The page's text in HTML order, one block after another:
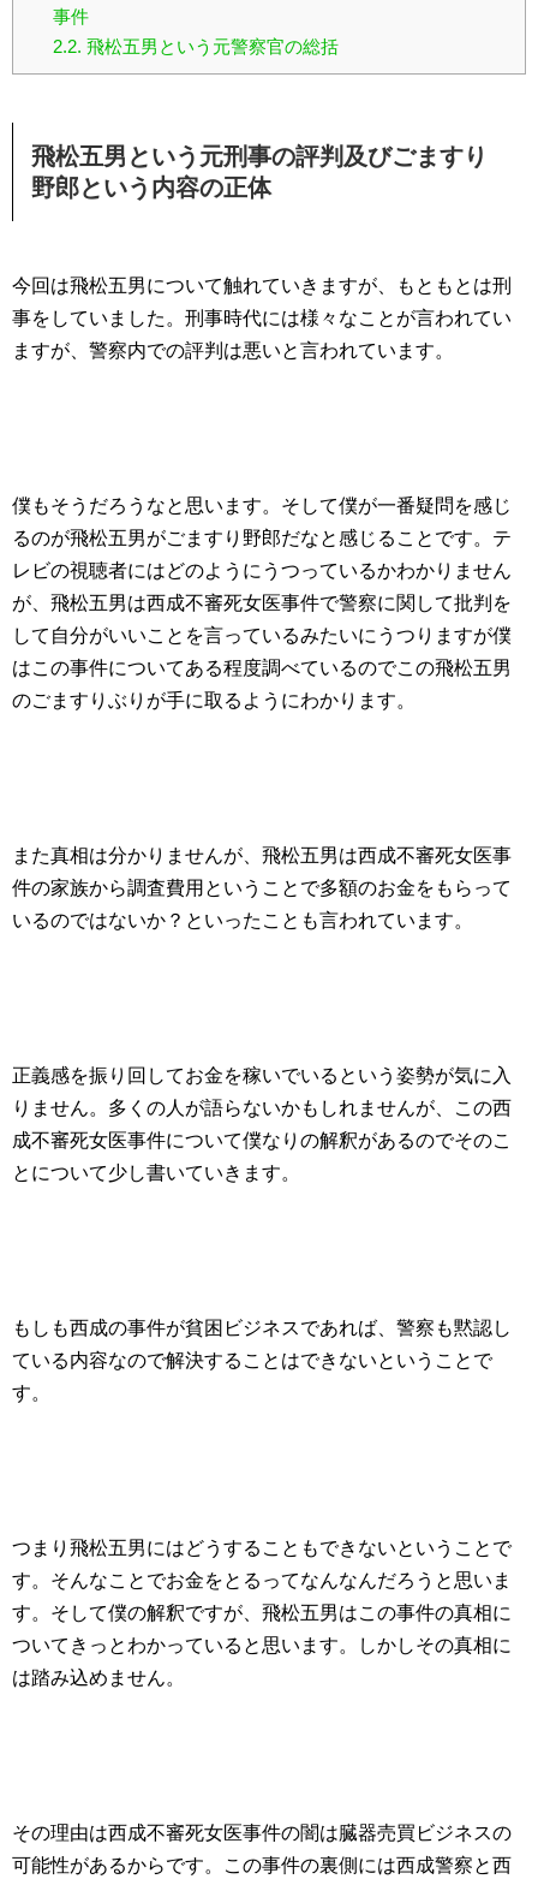
事件
2.2. 飛松五男という元警察官の総括
飛松五男という元刑事の評判及びごますり
野郎という内容の正体
今回は飛松五男について触れていきますが、もともとは刑
事をしていました。刑事時代には様々なことが言われてい
ますが、警察内での評判は悪いと言われています。
僕もそうだろうなと思います。そして僕が一番疑問を感じ
るのが飛松五男がごますり野郎だなと感じることです。テ
レビの視聴者にはどのようにうつっているかわかりません
が、飛松五男は西成不審死女医事件で警察に関して批判を
して自分がいいことを言っているみたいにうつりますが僕
はこの事件についてある程度調べているのでこの飛松五男
のごますりぶりが手に取るようにわかります。
また真相は分かりませんが、飛松五男は西成不審死女医事
件の家族から調査費用ということで多額のお金をもらって
いるのではないか？といったことも言われています。
正義感を振り回してお金を稼いでいるという姿勢が気に入
りません。多くの人が語らないかもしれませんが、この西
成不審死女医事件について僕なりの解釈があるのでそのこ
とについて少し書いていきます。
もしも西成の事件が貧困ビジネスであれば、警察も黙認し
ている内容なので解決することはできないということで
す。
つまり飛松五男にはどうすることもできないということで
す。そんなことでお金をとるってなんなんだろうと思いま
す。そして僕の解釈ですが、飛松五男はこの事件の真相に
ついてきっとわかっていると思います。しかしその真相に
は踏み込めません。
その理由は西成不審死女医事件の闇は臓器売買ビジネスの
可能性があるからです。この事件の裏側には西成警察と西